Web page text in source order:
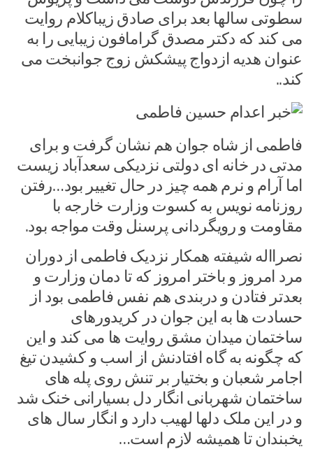
سطوتی سالها بعد برای صادق زیباکلام روایت
می کند که دکتر مصدق گرامافون زیبایی را به
عنوان هدیه ازدواج پیشکش زوج جوانبخت می
کند..
فاطمی از شاه جوان هم نشان گرفت و برای
مدتی در خانه ای دولتی نزدیکی سعدآباد زیست
اما آرام و نرم همه چیز در حال تغییر بود…رفتن
روزنامه نویس به کسوت وزارت خارجه با
مقاومت و رویگردانی پرسنل وقت مواجه بود.
نصرااله شیفته همکار نزدیک فاطمی از دوران
مرد امروز و باختر امروز که تا دمان وزارت و
بعدتر فتادن و دربندی هم نفس فاطمی بود از
حسادت ها به این جوان در کریدورهای
ساختمان میدان مشق روایت ها می کند و این
که چگونه به گاه افتادنش از اسب و کشیدن تیغ
اجامر شعبان و بختیار بر تنش روی پله های
ساختمان شهربانی انگار دل بسیارانی خنک شد
و در این ملک دلها لهیب دارد و انگار سال های
یخبندان تا همیشه لازم است…